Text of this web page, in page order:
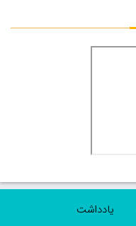
یادداشت